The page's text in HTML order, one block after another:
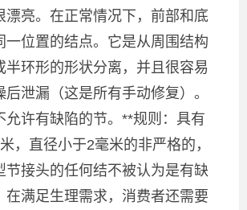
漂亮。在正常情况下，前部和底
一位置的结点。它是从周围结构
半环形的形状分离，并且很容易
后泄漏（这是所有手动修复）。
允许有缺陷的节。**规则：具有
，直径小于2毫米的非严格的，
节接头的任何结不被认为是有缺
在满足生理需求，消费者还需要